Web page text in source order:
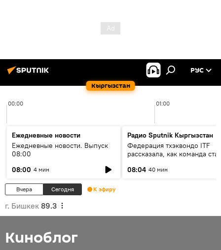
Кыргызстан
РУС
00:00 01:00
Ежедневные новости
Ежедневные новости. Выпуск
08:00
08:00 4 мин
Радио Sputnik Кыргызстан
Федерация тхэквондо ITF
рассказала, как команда
08:04 40 мин
Вчера Сегодня К эфиру
г. Бишкек 89.3
Киноблог